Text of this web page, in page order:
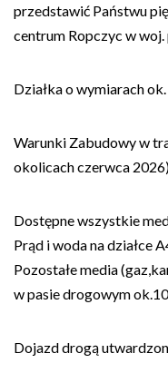
przedstawić Państwu
centrum Ropczyc w
Działka o wymiarach
Warunki Zabudowy w
okolicach czerwca
Dostępne wszystkie
Prąd i woda na działce
Pozostałe media
w pasie drogowym
Dojazd drogą